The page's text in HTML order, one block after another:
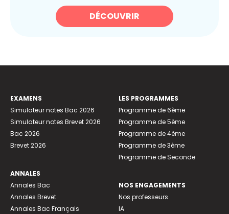
DÉCOUVRIR
EXAMENS
Simulateur notes Bac 2026
Simulateur notes Brevet 2026
Bac 2026
Brevet 2026
ANNALES
Annales Bac
Annales Brevet
Annales Bac Français
LES PROGRAMMES
Programme de 6ème
Programme de 5ème
Programme de 4ème
Programme de 3ème
Programme de Seconde
NOS ENGAGEMENTS
Nos professeurs
IA